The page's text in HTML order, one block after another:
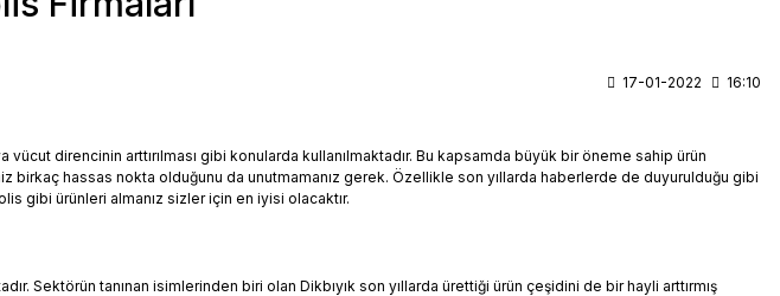
17-01-2022 16:10
vücut direncinin arttırılması gibi konularda kullanılmaktadır. Bu kapsamda büyük bir öneme sahip ürün
hassas nokta olduğunu da unutmamanız gerek. Özellikle son yıllarda haberlerde de duyurulduğu gibi
gibi ürünleri almanız sizler için en iyisi olacaktır.
Sektörün tanınan isimlerinden biri olan Dikbıyık son yıllarda ürettiği ürün çeşidini de bir hayli arttırmış